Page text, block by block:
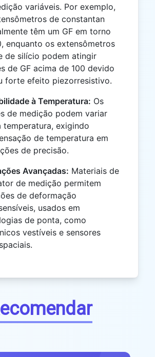
variáveis. Por exemplo,
de constantan
têm um GF em torno
enquanto os extensômetros
de silício podem atingir
de GF acima de 100 devido
forte efeito piezorresistivo.
à Temperatura: Os
de medição podem variar
temperatura, exigindo
de temperatura em
de precisão.
Avançadas: Materiais de
de medição permitem
de deformação
usados em
de ponta, como
vestíveis e sensores